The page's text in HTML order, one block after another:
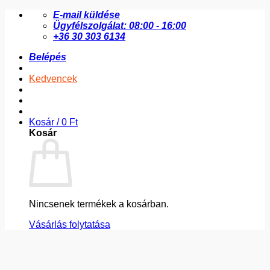
Skip
E-mail küldése
Ügyfélszolgálat: 08:00 - 16:00
+36 30 303 6134
Belépés
Kedvencek
Kosár /0 Ft
Kosár
Nincsenek termékek a kosárban.
Vásárlás folytatása